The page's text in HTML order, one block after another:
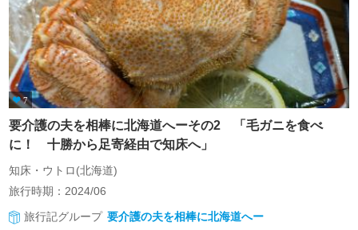
7
要介護の夫を相棒に北海道へーその2 「毛ガニを食べ
に！ 十勝から足寄経由で知床へ」
知床・ウトロ(北海道)
旅行時期：2024/06
旅行記グループ 要介護の夫を相棒に北海道へー